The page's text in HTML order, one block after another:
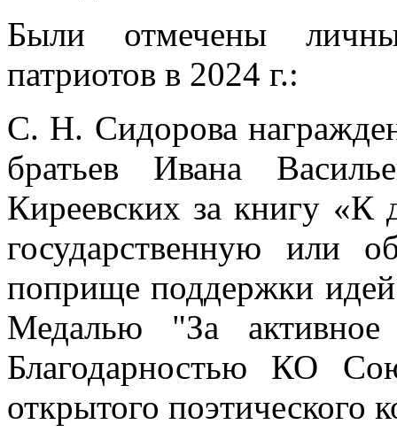
Были отмечены
патриотов в 2024 г.:
С. Н. Сидорова
братьев Ивана
Киреевских за книгу
государственную или
поприще поддержки
Медалью "За активное
Благодарностью КО
открытого поэтического